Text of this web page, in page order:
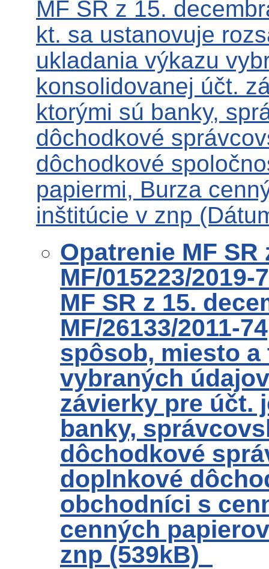
MF SR z 15.
kt. sa ustanovuje
ukladania výkazu
konsolidovanej účt.
ktorými sú banky,
dôchodkové
dôchodkové
papiermi, Burza
inštitúcie v znp
Opatrenie MF SR
MF/015223/
MF SR z 15.
MF/26133/2011-
spôsob, miesto
vybraných
závierky pre účt.
banky,
dôchodkové
doplnkové
obchodníci s
cenných
znp (539kB)